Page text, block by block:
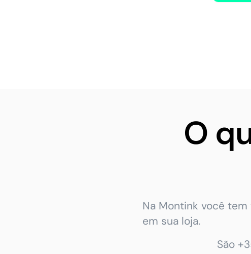
O
Na Montink você
em sua loja.
São